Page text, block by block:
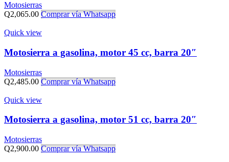
Motosierras
Q2,065.00 Comprar vía Whatsapp
Quick view
Motosierra a gasolina, motor 45 cc, barra 20″
Motosierras
Q2,485.00 Comprar vía Whatsapp
Quick view
Motosierra a gasolina, motor 51 cc, barra 20″
Motosierras
Q2,900.00 Comprar vía Whatsapp